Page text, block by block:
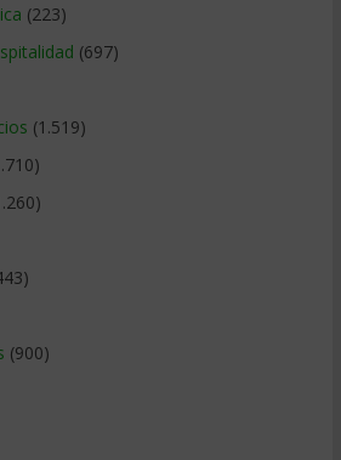
(223)
(697)
(1.519)
(900)